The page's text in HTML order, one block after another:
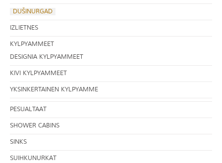
DUŠINURGAD
IZLIETNES
KYLPYAMMEET
DESIGNIA KYLPYAMMEET
KIVI KYLPYAMMEET
YKSINKERTAINEN KYLPYAMME
PESUALTAAT
SHOWER CABINS
SINKS
SUIHKUNURKAT